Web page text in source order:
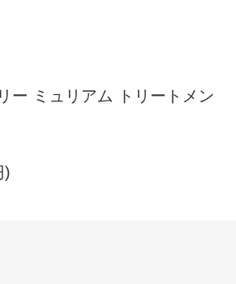
ー ミュリアム トリートメン
)